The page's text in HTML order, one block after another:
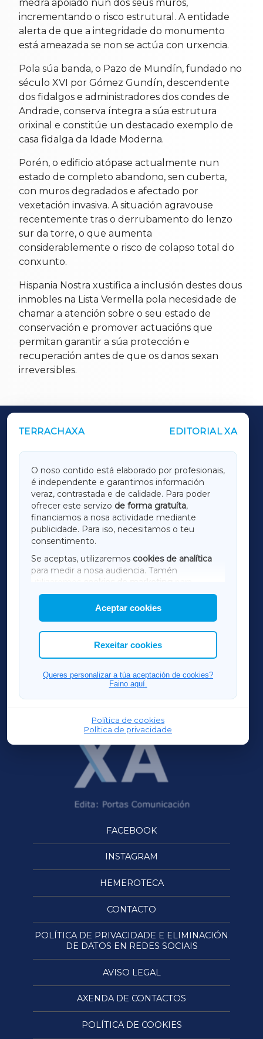
medra apoiado nun dos seus muros,
incrementando o risco estrutural. A entidade
alerta de que a integridade do monumento
está ameazada se non se actúa con urxencia.
Pola súa banda, o Pazo de Mundín, fundado no
século XVI por Gómez Gundín, descendente
dos fidalgos e administradores dos condes de
Andrade, conserva íntegra a súa estrutura
orixinal e constitúe un destacado exemplo de
casa fidalga da Idade Moderna.
Porén, o edificio atópase actualmente nun
estado de completo abandono, sen cuberta,
con muros degradados e afectado por
vexetación invasiva. A situación agravouse
recentemente tras o derrubamento do lenzo
sur da torre, o que aumenta
considerablemente o risco de colapso total do
conxunto.
Hispania Nostra xustifica a inclusión destes dous
inmobles na Lista Vermella pola necesidade de
chamar a atención sobre o seu estado de
conservación e promover actuacións que
permitan garantir a súa protección e
recuperación antes de que os danos sexan
irreversibles.
TERRACHAXA EDITORIAL XA
O noso contido está elaborado por profesionais,
é independente e garantimos información
veraz, contrastada e de calidade. Para poder
ofrecer este servizo de forma gratuíta,
financiamos a nosa actividade mediante
publicidade. Para iso, necesitamos o teu
consentimento.
Se aceptas, utilizaremos cookies de analítica
para medir a nosa audiencia. Tamén
utilizaremos
cookies de marketing
mostrar publicidade de terceiros.
Así mesmo, podes personalizar a elección das
cookies que desexas permitir.
Aceptar cookies
Rexeitar cookies
Queres personalizar a túa aceptación de cookies?
Faino aquí.
Política de cookies
Política de privacidade
OUTROS PERIÓDICOS
LUGOXA
TERRACHAXA
AMARIÑAXA
RIBEIRASACRAXA
ACORUÑAXA
FERROLXA
OURENSEXA
FACEBOOK
INSTAGRAM
HEMEROTECA
CONTACTO
POLÍTICA DE PRIVACIDADE E ELIMINACIÓN
DE DATOS EN REDES SOCIAIS
AVISO LEGAL
AXENDA DE CONTACTOS
POLÍTICA DE COOKIES